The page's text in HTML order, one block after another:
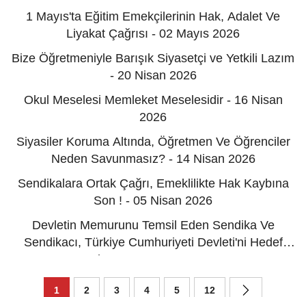
1 Mayıs'ta Eğitim Emekçilerinin Hak, Adalet Ve
Liyakat Çağrısı - 02 Mayıs 2026
Bize Öğretmeniyle Barışık Siyasetçi ve Yetkili Lazım
- 20 Nisan 2026
Okul Meselesi Memleket Meselesidir - 16 Nisan
2026
Siyasiler Koruma Altında, Öğretmen Ve Öğrenciler
Neden Savunmasız? - 14 Nisan 2026
Sendikalara Ortak Çağrı, Emeklilikte Hak Kaybına
Son ! - 05 Nisan 2026
Devletin Memurunu Temsil Eden Sendika Ve
Sendikacı, Türkiye Cumhuriyeti Devleti'ni Hedef
Alamaz! - 29 Mart 2026
1 2 3 4 5 12